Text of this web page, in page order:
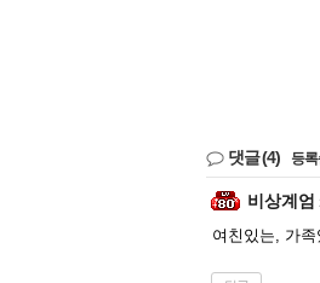
댓글(4) 등
비상계엄
여친있는, 가